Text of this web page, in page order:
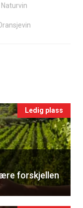
Naturvin
Ledig plass
forskjellen